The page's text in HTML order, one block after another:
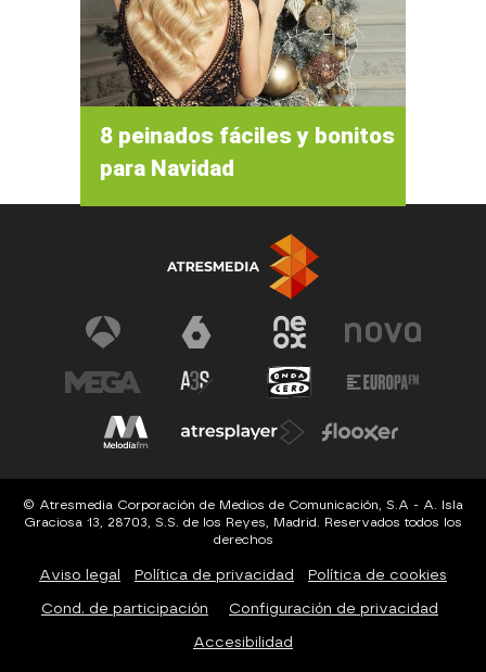
8 peinados fáciles y bonitos
para Navidad
© Atresmedia Corporación de Medios de Comunicación, S.A - A. Isla
Graciosa 13, 28703, S.S. de los Reyes, Madrid. Reservados todos los
derechos
Aviso legal Política de privacidad Política de cookies
Cond. de participación Configuración de privacidad
Accesibilidad